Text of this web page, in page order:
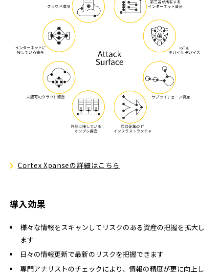
Cortex Xpanseの詳細はこちら
導入効果
様々な情報をスキャンしてリスクのある資産の把握を拡大し
ます
日々の情報更新で最新のリスクを把握できます
専門アナリストのチェックにより、情報の精度が更に向上し